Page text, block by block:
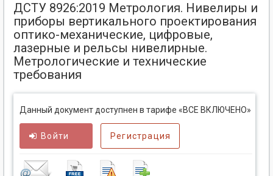
ДСТУ 8926:2019 Метрология. Нивелиры и
приборы вертикального проектирования
оптико-механические, цифровые,
лазерные и рельсы нивелирные.
Метрологические и технические
требования
Данный документ доступнен в тарифе «ВСЕ ВКЛЮЧЕНО»
Войти Регистрация